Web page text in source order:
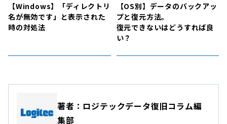
【Windows】「ディレクトリ
名が無効です」と表示された
時の対処法
【OS別】データのバックアッ
プと復元方法。
復元できないはどうすれば良
い？
著者：ロジテックデータ復旧コラム編
集部